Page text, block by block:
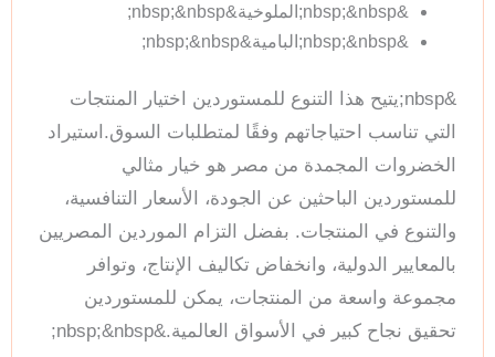
&nbsp;&nbsp;الملوخية&nbsp;&nbsp;
&nbsp;&nbsp;البامية&nbsp;&nbsp;
&nbsp;يتيح هذا التنوع للمستوردين اختيار المنتجات
التي تناسب احتياجاتهم وفقًا لمتطلبات السوق.استيراد
الخضروات المجمدة من مصر هو خيار مثالي
للمستوردين الباحثين عن الجودة، الأسعار التنافسية،
والتنوع في المنتجات. بفضل التزام الموردين المصريين
بالمعايير الدولية، وانخفاض تكاليف الإنتاج، وتوافر
مجموعة واسعة من المنتجات، يمكن للمستوردين
تحقيق نجاح كبير في الأسواق العالمية.&nbsp;&nbsp;